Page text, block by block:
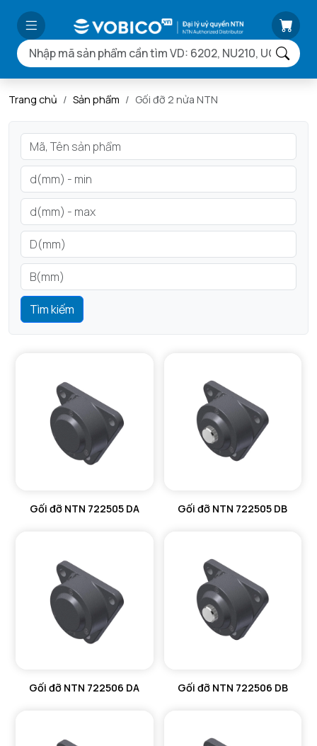
Trang chủ Sản phẩm Gối đỡ 2 nửa NTN
Tìm kiếm
Gối đỡ NTN 722505 DA Gối đỡ NTN 722505 DB
Gối đỡ NTN 722506 DA Gối đỡ NTN 722506 DB